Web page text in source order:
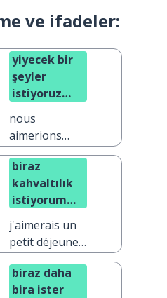
ve ifadeler:
yiyecek bir
şeyler
istiyoruz
nous
aimerions
quelque chose
à manger s'il
vous plaît
biraz
kahvaltılık
istiyorum
j'aimerais un
petit déjeuner
s'il vous plaît
biraz daha
bira ister